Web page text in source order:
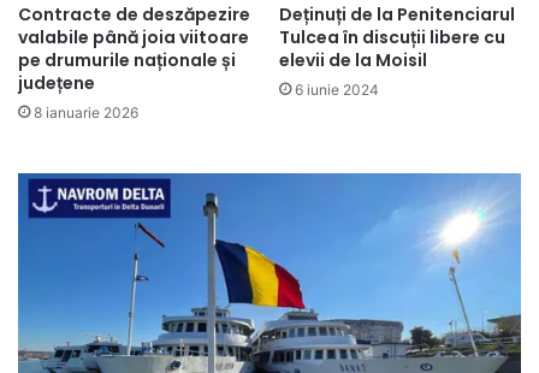
Contracte de deszăpezire
valabile până joia viitoare
pe drumurile naționale și
județene
8 ianuarie 2026
Deținuți de la Penitenciarul
Tulcea în discuții libere cu
elevii de la Moisil
6 iunie 2024